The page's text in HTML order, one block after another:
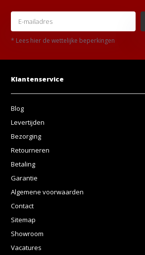
* Lees hier de wettelijke beperkingen
Klantenservice
Blog
Levertijden
Bezorging
Retourneren
Betaling
Garantie
Algemene voorwaarden
Contact
Sitemap
Showroom
Vacatures